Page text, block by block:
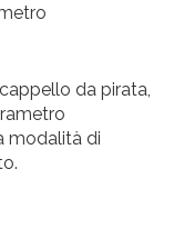
da pirata,
modalità di